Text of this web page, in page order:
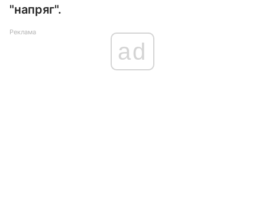
"напряг".
Реклама
ad